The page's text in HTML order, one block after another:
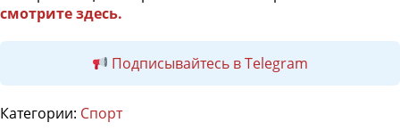
смотрите здесь.
Подписывайтесь в Telegram
Категории: Спорт